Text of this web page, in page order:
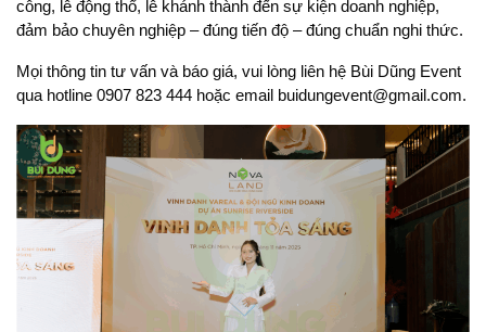
công, lễ động thổ, lễ khánh thành đến sự kiện doanh nghiệp,
đảm bảo chuyên nghiệp – đúng tiến độ – đúng chuẩn nghi thức.
Mọi thông tin tư vấn và báo giá, vui lòng liên hệ Bùi Dũng Event
qua hotline 0907 823 444 hoặc email buidungevent@gmail.com.